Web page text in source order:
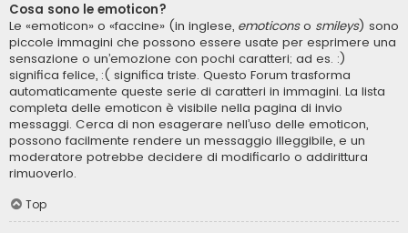
Cosa sono le emoticon?
Le «emoticon» o «faccine» (in inglese, emoticonso smileys) sono
piccole immagini che possono essere usate per esprimere una
sensazione o un’emozione con pochi caratteri; ad es. :)
significa felice, :( significa triste. Questo Forum trasforma
automaticamente queste serie di caratteri in immagini. La lista
completa delle emoticon è visibile nella pagina di invio
messaggi. Cerca di non esagerare nell’uso delle emoticon,
possono facilmente rendere un messaggio illeggibile, e un
moderatore potrebbe decidere di modificarlo o addirittura
rimuoverlo.
Top